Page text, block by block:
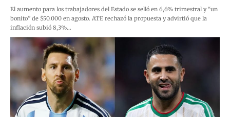
El aumento para los trabajadores del Estado se selló en 6,6% trimestral y “un
bonito” de $50.000 en agosto. ATE rechazó la propuesta y advirtió que la
inflación subió 8,3%…